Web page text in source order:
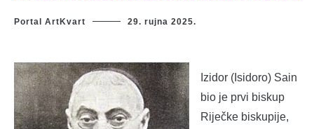
Portal ArtKvart 29. rujna 2025.
Izidor (Isidoro) Sain
bio je prvi biskup
Riječke biskupije,